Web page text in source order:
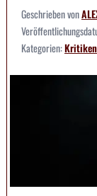
Geschrieben von
Kategorien:Kritiken